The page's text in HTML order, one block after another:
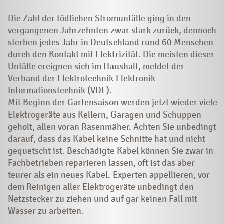
Die Zahl der tödlichen Strom­unfälle ging in den
vergangenen Jahrzehnten zwar stark zurück, dennoch
sterben jedes Jahr in Deutschland rund 60 Menschen
durch den Kontakt mit Elektrizität. Die meis­ten dieser
Unfälle ereignen sich im Haushalt, meldet der
Verband der Elektrotechnik Elektronik
Informationstechnik (VDE).
Mit Beginn der Gartensaison werden jetzt wieder viele
Elektrogeräte aus Kellern, Garagen und Schuppen
geholt, allen voran Rasenmäher. Achten Sie unbedingt
darauf, dass das Kabel keine Schnitte hat und nicht
gequetscht ist. Beschädigte Kabel können Sie zwar in
Fachbetrieben reparieren lassen, oft ist das aber
teurer als ein neues Kabel. Experten appellieren, vor
dem Reinigen aller Elektrogeräte unbedingt den
Netzstecker zu ziehen und auf gar keinen Fall mit
Wasser zu arbeiten.